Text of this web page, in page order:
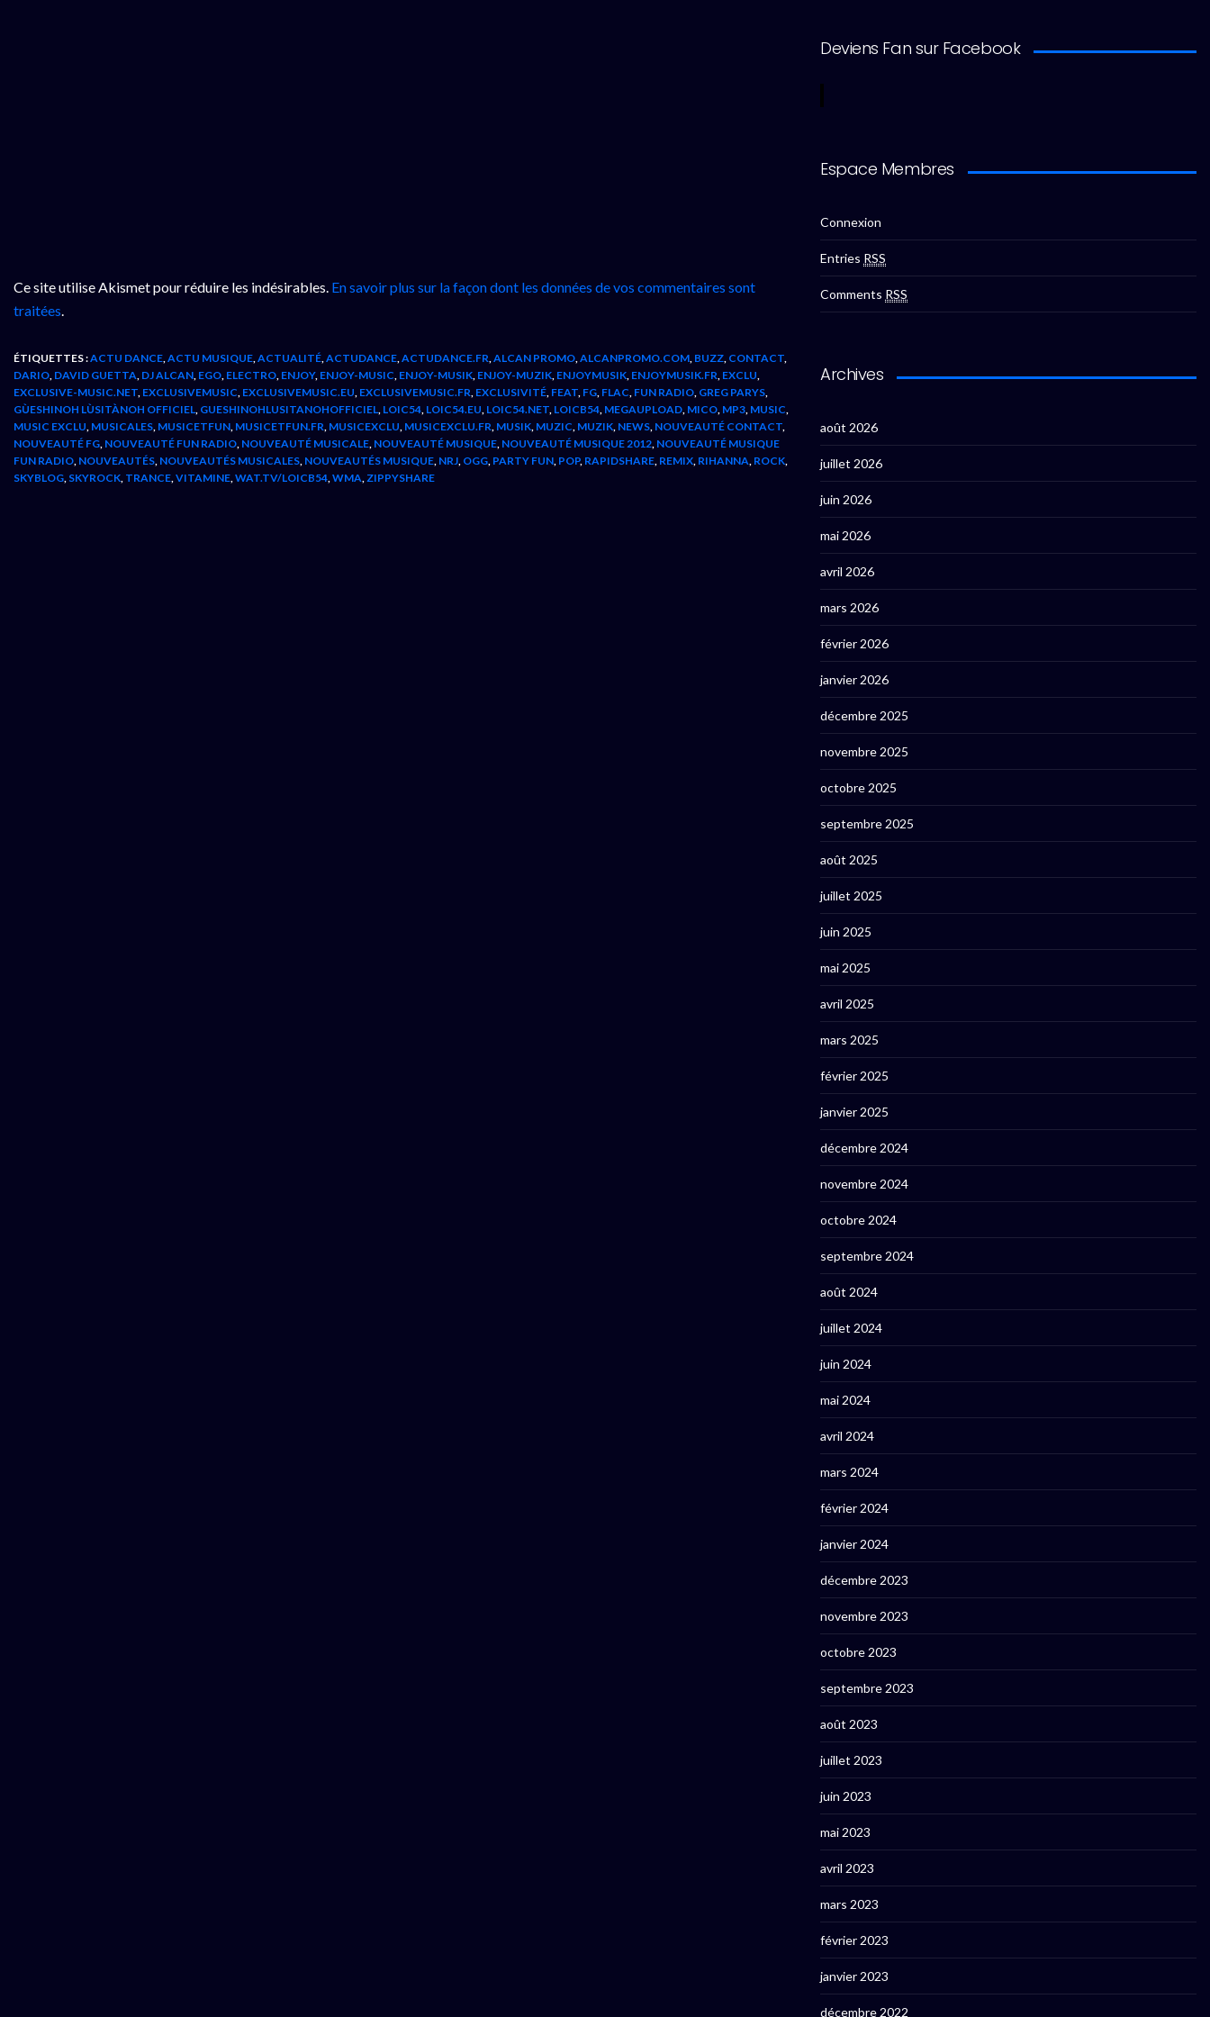
Ce site utilise Akismet pour réduire les indésirables. En savoir plus sur la façon dont les données de vos commentaires sont
traitées.
ÉTIQUETTES :ACTU DANCE ACTU MUSIQUE ACTUALITÉ ACTUDANCE ACTUDANCE.FR ALCAN PROMO ALCANPROMO.COM BUZZ CONTACT
DARIO DAVID GUETTA DJ ALCAN EGO ELECTRO ENJOY, ENJOY-MUSIC ENJOY-MUSIK ENJOY-MUZIK ENJOYMUSIK ENJOYMUSIK.FR EXCLU
EXCLUSIVE-MUSIC.NET EXCLUSIVEMUSIC EXCLUSIVEMUSIC.EU EXCLUSIVEMUSIC.FR EXCLUSIVITÉ FEAT FG FLAC FUN RADIO GREG PARYS
GÙESHINOH LÙSITÀNOH OFFICIEL GUESHINOHLUSITANOHOFFICIEL LOIC54 LOIC54.EU LOIC54.NET LOICB54 MEGAUPLOAD MICO MP3 MUSIC
MUSIC EXCLU MUSICALES MUSICETFUN MUSICETFUN.FR MUSICEXCLU MUSICEXCLU.FR MUSIK MUZIC MUZIK NEWS NOUVEAUTÉ CONTACT
NOUVEAUTÉ FG NOUVEAUTÉ FUN RADIO NOUVEAUTÉ MUSICALE NOUVEAUTÉ MUSIQUE NOUVEAUTÉ MUSIQUE 2012 NOUVEAUTÉ MUSIQUE
FUN RADIO NOUVEAUTÉS NOUVEAUTÉS MUSICALES NOUVEAUTÉS MUSIQUE NRJ OGG PARTY FUN POP, RAPIDSHARE REMIX RIHANNA ROCK
SKYBLOG SKYROCK TRANCE VITAMINE WAT.TV/LOICB54 WMA ZIPPYSHARE
Deviens Fan sur Facebook
Espace Membres
Connexion
Entries RSS
Comments RSS
Archives
août 2026
juillet 2026
juin 2026
mai 2026
avril 2026
mars 2026
février 2026
janvier 2026
décembre 2025
novembre 2025
octobre 2025
septembre 2025
août 2025
juillet 2025
juin 2025
mai 2025
avril 2025
mars 2025
février 2025
janvier 2025
décembre 2024
novembre 2024
octobre 2024
septembre 2024
août 2024
juillet 2024
juin 2024
mai 2024
avril 2024
mars 2024
février 2024
janvier 2024
décembre 2023
novembre 2023
octobre 2023
septembre 2023
août 2023
juillet 2023
juin 2023
mai 2023
avril 2023
mars 2023
février 2023
janvier 2023
décembre 2022